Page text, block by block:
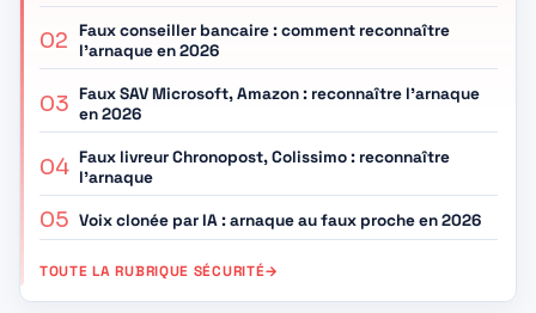
02 Faux conseiller bancaire : comment reconnaître
l’arnaque en 2026
03 Faux SAV Microsoft, Amazon : reconnaître l’arnaque
en 2026
04 Faux livreur Chronopost, Colissimo : reconnaître
l’arnaque
05 Voix clonée par IA : arnaque au faux proche en 2026
TOUTE LA RUBRIQUE SÉCURITÉ→